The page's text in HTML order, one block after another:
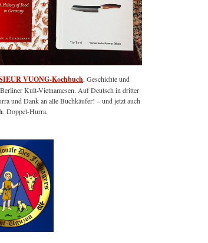
VUONG-Kochbuch , Geschichte und
Berliner Kult-Vietnamesen. Auf Deutsch in dritter
und Dank an alle Buchkäufer! – und jetzt auch
. Doppel-Hurra.